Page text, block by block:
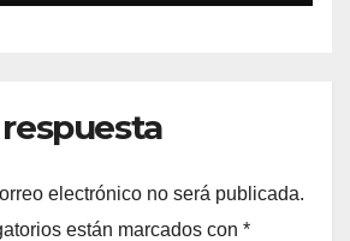
electrónico no será publicada.
están marcados con *